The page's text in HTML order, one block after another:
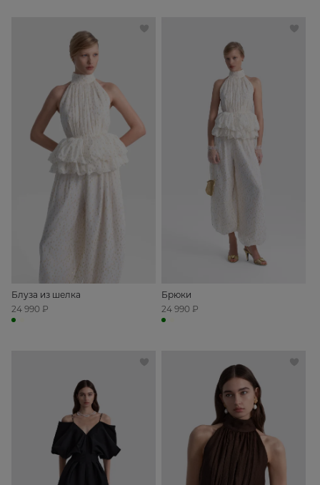
Блуза из шелка
24 990 ₽
Брюки
24 990 ₽